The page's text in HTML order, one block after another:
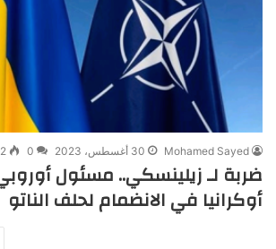
Mohamed Sayed 30 أغسطس، 2023 0
ضربة لـ زيلينسكي.. مسئول
أوكرانيا في الانضمام لحلف الناتو